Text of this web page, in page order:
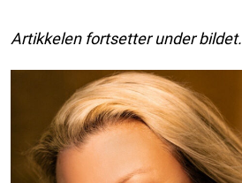
Artikkelen fortsetter under bildet.